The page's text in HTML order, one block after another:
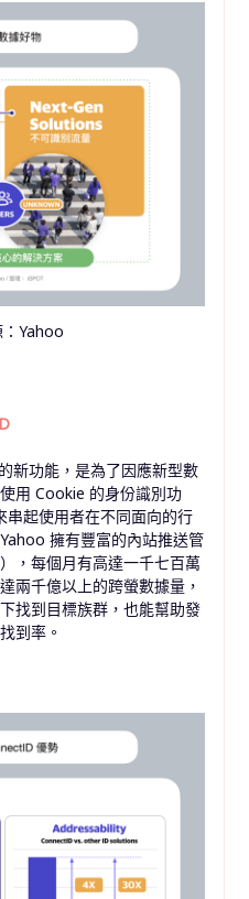
Yahoo
新功能，是為了因應新型數
用 Cookie 的身份識別功
起使用者在不同面向的行
擁有豐富的內站推送管
，每個月有高達一千七百萬
兩千億以上的跨螢數據量，
找到目標族群，也能幫助發
到率。